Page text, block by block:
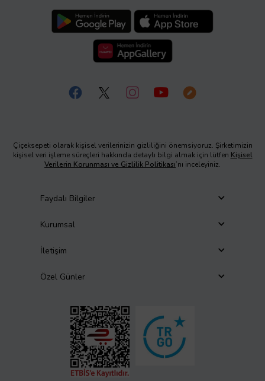
Çiçeksepeti olarak kişisel verilerinizin gizliliğini önemsiyoruz. Şirketimizin
kişisel veri işleme süreçleri hakkında detaylı bilgi almak için lütfen Kişisel
Verilerin Korunması ve Gizlilik Politikası’nı inceleyiniz.
Faydalı Bilgiler
Kurumsal
İletişim
Özel Günler